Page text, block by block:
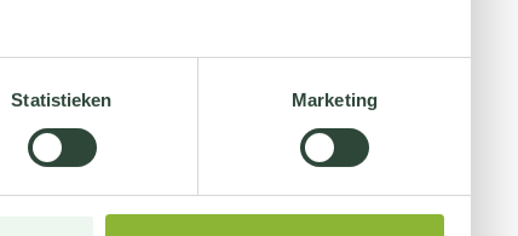
Statistieken Marketing